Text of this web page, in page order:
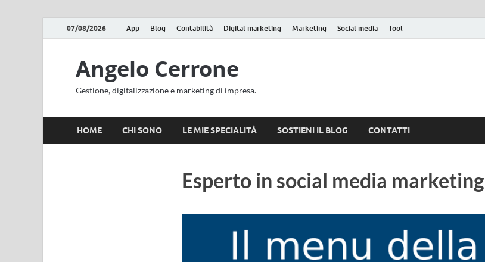
07/08/2026 App Blog Contabilità Digital marketing Marketing Social media Tool
Angelo Cerrone
Gestione, digitalizzazione e marketing di impresa.
HOME CHI SONO LE MIE SPECIALITÀ SOSTIENI IL BLOG CONTATTI
Esperto in social media marketing